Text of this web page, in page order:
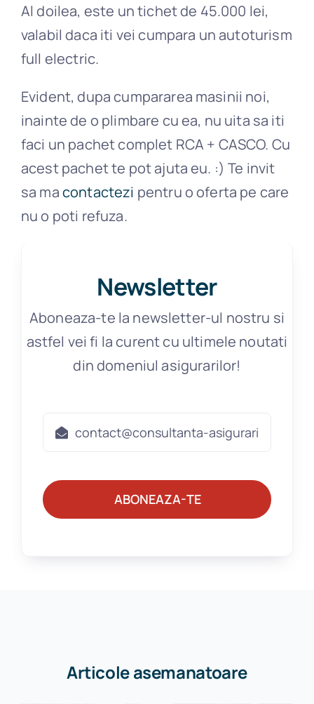
Al doilea, este un tichet de 45.000 lei,
valabil daca iti vei cumpara un autoturism
full electric.
Evident, dupa cumpararea masinii noi,
inainte de o plimbare cu ea, nu uita sa iti
faci un pachet complet RCA + CASCO. Cu
acest pachet te pot ajuta eu. :) Te invit
sa macontactezi pentru o oferta pe care
nu o poti refuza.
Newsletter
Aboneaza-te la newsletter-ul nostru si
astfel vei fi la curent cu ultimele noutati
din domeniul asigurarilor!
ABONEAZA-TE
Articole asemanatoare